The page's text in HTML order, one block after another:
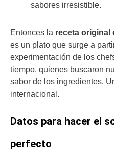
sabores irresistible.
Entonces la receta original
es un plato que surge a
experimentación de los
tiempo, quienes buscaron
sabor de los ingredientes.
internacional.
Datos para hacer el
perfecto